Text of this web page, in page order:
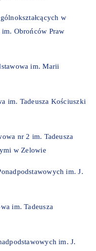
w
Obrońców Praw
im. Marii
im. Tadeusza Kościuszki
nr 2 im. Tadeusza
w Zelowie
im. J.
im. Tadeusza
im. J.